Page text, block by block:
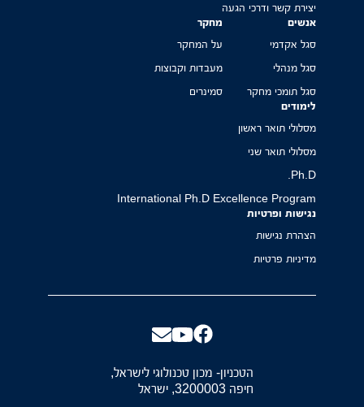
יצירת קשר ודרכי הגעה
אנשים
סגל אקדמי
סגל מנהלי
סגל תומכי מחקר
מחקר
על המחקר
מעבדות וקבוצות
סמינרים
לימודים
מסלולי תואר ראשון
מסלולי תואר שני
Ph.D.
International Ph.D Excellence Program
נגישות ופרטיות
הצהרת נגישות
מדיניות פרטיות
הטכניון- מכון טכנולוגי לישראל,
חיפה 3200003, ישראל